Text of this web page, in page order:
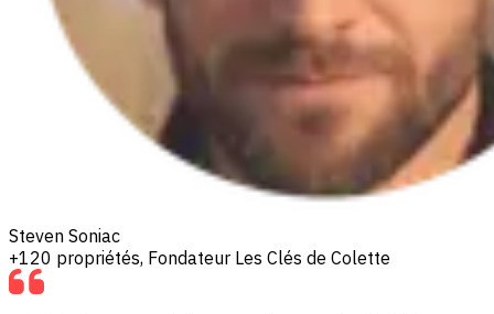
Steven Soniac
+120 propriétés, Fondateur Les Clés de Colette